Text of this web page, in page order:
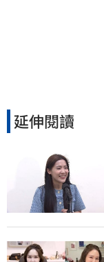
延伸閱讀